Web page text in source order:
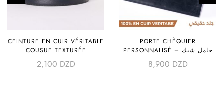
CEINTURE EN CUIR VÉRITABLE
COUSUE TEXTURÉE
2,100 DZD
PORTE CHÈQUIER
PERSONNALISÉ – حامل شيك
8,900 DZD